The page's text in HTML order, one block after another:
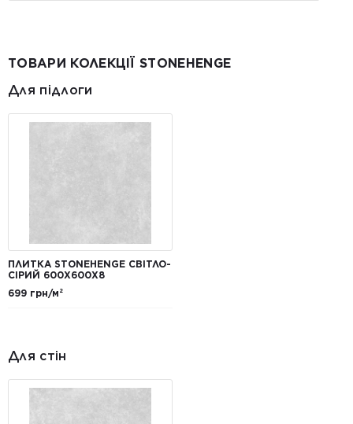
ТОВАРИ КОЛЕКЦІЇ STONEHENGE
Для підлоги
ПЛИТКА STONEHENGE СВІТЛО-
СІРИЙ 600X600X8
699 грн/м²
Для стін